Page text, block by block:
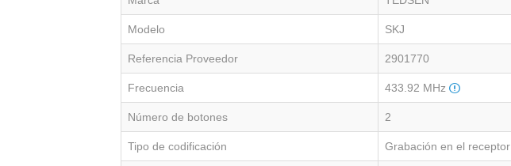
Modelo SKJ
Referencia Proveedor 2901770
Frecuencia 433.92 MHz
Número de botones 2
Tipo de codificación Grabación en el receptor